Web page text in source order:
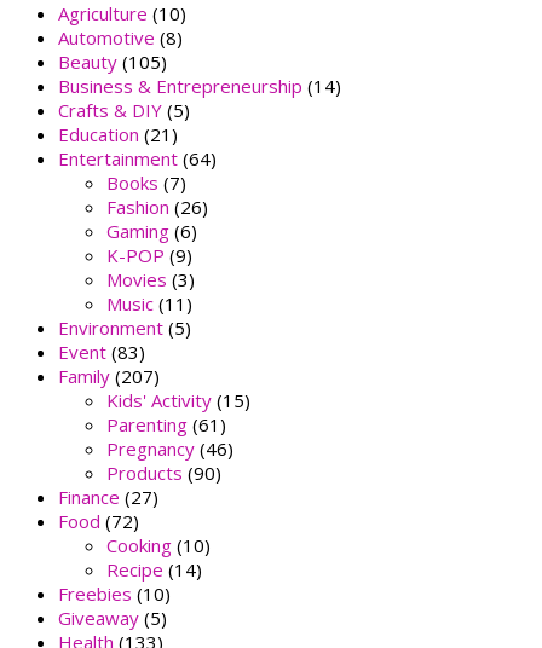
Agriculture (10)
Automotive (8)
Beauty (105)
Business & Entrepreneurship (14)
Crafts & DIY (5)
Education (21)
Entertainment (64)
Books (7)
Fashion (26)
Gaming (6)
K-POP (9)
Movies (3)
Music (11)
Environment (5)
Event (83)
Family (207)
Kids' Activity (15)
Parenting (61)
Pregnancy (46)
Products (90)
Finance (27)
Food (72)
Cooking (10)
Recipe (14)
Freebies (10)
Giveaway (5)
Health (133)